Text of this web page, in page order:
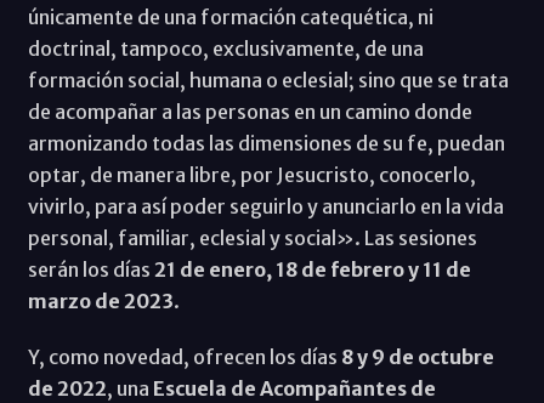
únicamente de una formación catequética, ni
doctrinal, tampoco, exclusivamente, de una
formación social, humana o eclesial; sino que se trata
de acompañar a las personas en un camino donde
armonizando todas las dimensiones de su fe, puedan
optar, de manera libre, por Jesucristo, conocerlo,
vivirlo, para así poder seguirlo y anunciarlo en la vida
personal, familiar, eclesial y social». Las sesiones
serán los días 21 de enero, 18 de febrero y 11 de
marzo de 2023.
Y, como novedad, ofrecen los días 8 y 9 de octubre
de 2022, una Escuela de Acompañantes de